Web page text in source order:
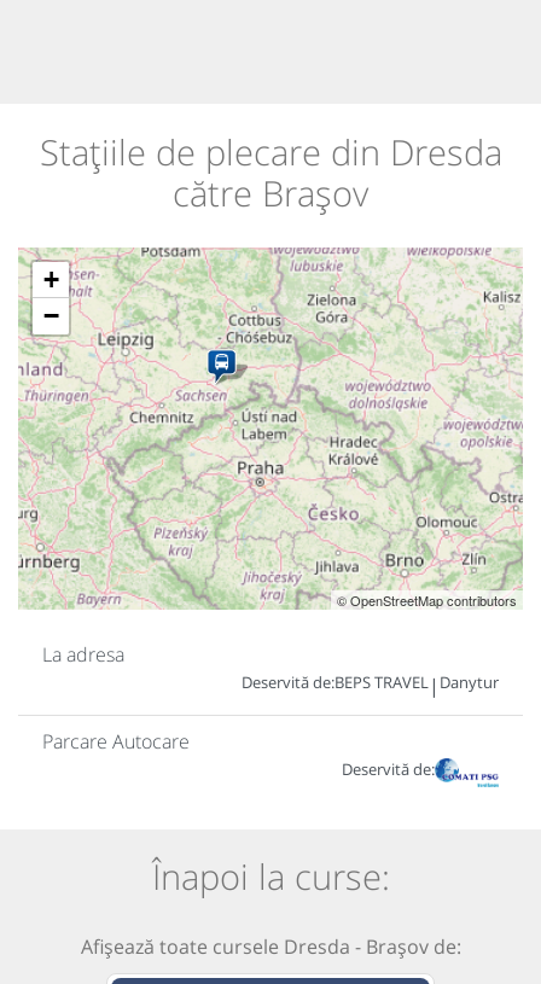
Stațiile de plecare din Dresda
către Brașov
+
−
© OpenStreetMap contributors
La adresa
Deservită de:BEPS TRAVEL| Danytur
Parcare Autocare
Deservită de:
Înapoi la curse:
Afișează toate cursele Dresda - Brașov de: